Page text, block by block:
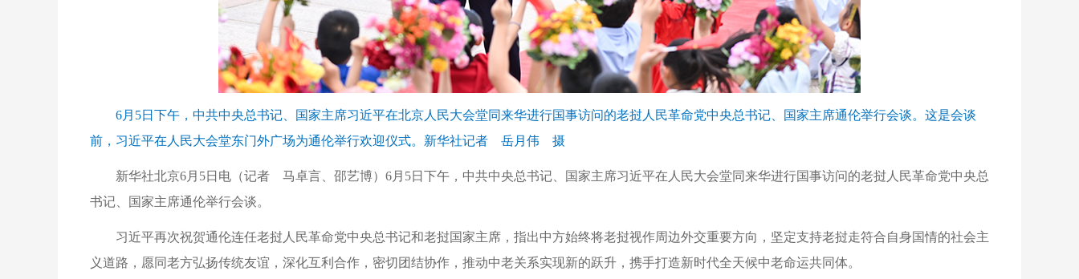
6月5日下午，中共中央总书记、国家主席习近平在北京人民大会堂同来华进行国事访问的老挝人民革命党中央总书记、国家主席通伦举行会谈。这是会谈
前，习近平在人民大会堂东门外广场为通伦举行欢迎仪式。新华社记者 岳月伟 摄
新华社北京6月5日电（记者 马卓言、邵艺博）6月5日下午，中共中央总书记、国家主席习近平在人民大会堂同来华进行国事访问的老挝人民革命党中央总
书记、国家主席通伦举行会谈。
习近平再次祝贺通伦连任老挝人民革命党中央总书记和老挝国家主席，指出中方始终将老挝视作周边外交重要方向，坚定支持老挝走符合自身国情的社会主
义道路，愿同老方弘扬传统友谊，深化互利合作，密切团结协作，推动中老关系实现新的跃升，携手打造新时代全天候中老命运共同体。